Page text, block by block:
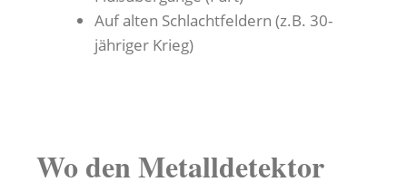
Auf alten Schlachtfeldern (z.B. 30-
jähriger Krieg)
Wo den Metalldetektor